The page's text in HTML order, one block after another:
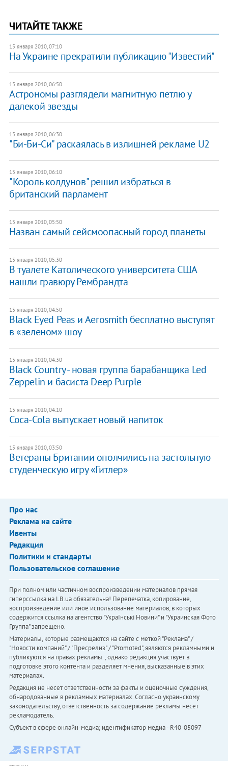
ЧИТАЙТЕ ТАКЖЕ
15 января 2010, 07:10
На Украине прекратили публикацию "Известий"
15 января 2010, 06:50
Астрономы разглядели магнитную петлю у
далекой звезды
15 января 2010, 06:30
"Би-Би-Си" раскаялась в излишней рекламе U2
15 января 2010, 06:10
"Король колдунов" решил избраться в
британский парламент
15 января 2010, 05:50
Назван самый сейсмоопасный город планеты
15 января 2010, 05:30
В туалете Католического университета США
нашли гравюру Рембрандта
15 января 2010, 04:50
Black Eyed Peas и Aerosmith бесплатно выступят
в «зеленом» шоу
15 января 2010, 04:30
Black Country - новая группа барабанщика Led
Zeppelin и басиста Deep Purple
15 января 2010, 04:10
Coca-Cola выпускает новый напиток
15 января 2010, 03:50
Ветераны Британии ополчились на застольную
студенческую игру «Гитлер»
Про нас
Реклама на сайте
Ивенты
Редакция
Политики и стандарты
Пользовательское соглашение
При полном или частичном воспроизведении материалов прямая
гиперссылка на LB.ua обязательна! Перепечатка, копирование,
воспроизведение или иное использование материалов, в которых
содержится ссылка на агентство "Українськi Новини" и "Украинская Фото
Группа" запрещено.
Материалы, которые размещаются на сайте с меткой "Реклама" /
"Новости компаний" / "Пресрелиз" / "Promoted", являются рекламными и
публикуются на правах рекламы. , однако редакция участвует в
подготовке этого контента и разделяет мнения, высказанные в этих
материалах.
Редакция не несет ответственности за факты и оценочные суждения,
обнародованные в рекламных материалах. Согласно украинскому
законодательству, ответственность за содержание рекламы несет
рекламодатель.
Субъект в сфере онлайн-медиа; идентификатор медиа - R40-05097